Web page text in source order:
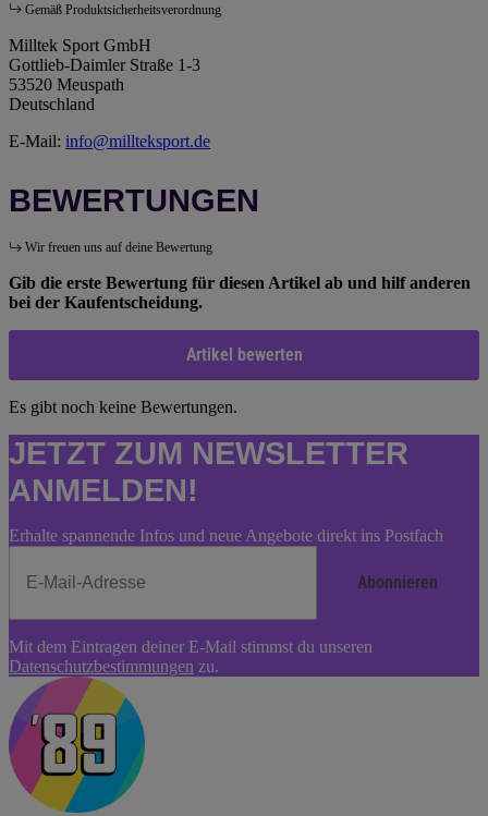
Gemäß Produktsicherheitsverordnung
Milltek Sport GmbH
Gottlieb-Daimler Straße 1-3
53520 Meuspath
Deutschland
E-Mail: info@millteksport.de
BEWERTUNGEN
Wir freuen uns auf deine Bewertung
Gib die erste Bewertung für diesen Artikel ab und hilf anderen
bei der Kaufentscheidung.
Artikel bewerten
Es gibt noch keine Bewertungen.
JETZT ZUM NEWSLETTER
ANMELDEN!
Erhalte spannende Infos und neue Angebote direkt ins Postfach
Abonnieren
Abonnieren
Mit dem Eintragen deiner E-Mail stimmst du unseren
Datenschutzbestimmungen zu.